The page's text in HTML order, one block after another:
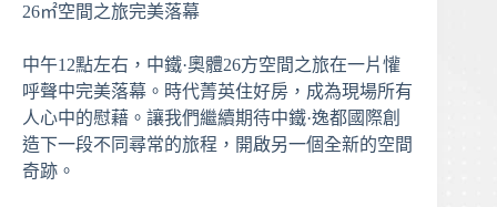
26㎡空間之旅完美落幕
中午12點左右，中鐵·奧體26方空間之旅在一片懽
呼聲中完美落幕。時代菁英住好房，成為現場所有
人心中的慰藉。讓我們繼續期待中鐵·逸都國際創
造下一段不同尋常的旅程，開啟另一個全新的空間
奇跡。